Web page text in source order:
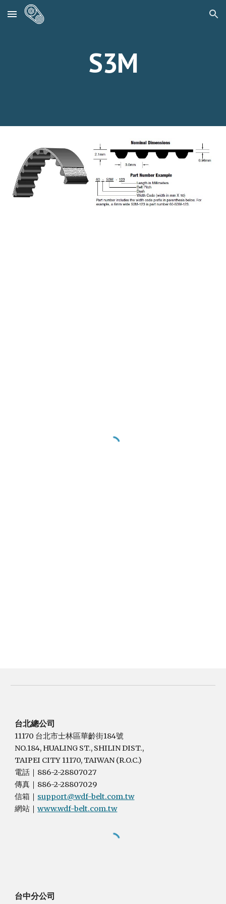
Skip to main content Skip to navigation
S3M
台北總公司
11170 台北市士林區華齡街184號
NO.184, HUALING ST., SHILIN DIST.,
TAIPEI CITY 11170, TAIWAN (R.O.C.)
電話
886-2-28807027
傳真
886-2-28807029
信箱
support@wdf-belt.com.tw
網站 ｜www.wdf-belt.com.tw
台中分公司